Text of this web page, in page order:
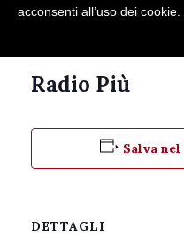
Radio Più
Salva
DETTAGLI
acconsenti all’uso dei cookie.